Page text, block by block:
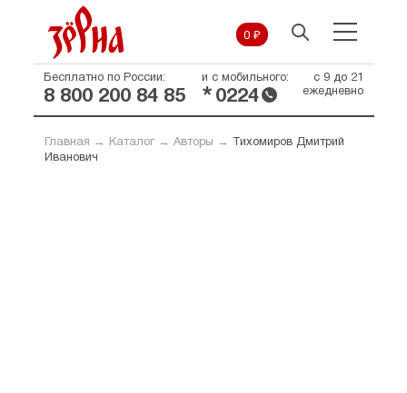
0 ₽
Бесплатно по России:
8 800 200 84 85
и с мобильного:
* 0224
с 9 до 21
ежедневно
Главная → Каталог→ Авторы →
Тихомиров Дмитрий
Иванович